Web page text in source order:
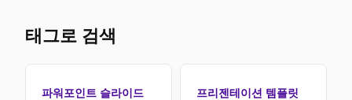
태그로 검색
파워포인트 슬라이드 프리젠테이션 템플릿